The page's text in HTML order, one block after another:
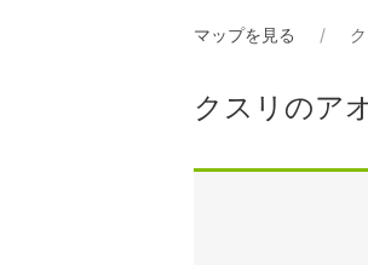
マップを見る
クスリのア